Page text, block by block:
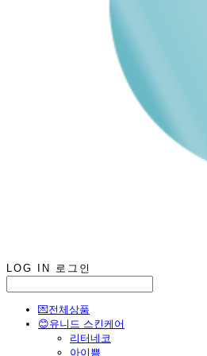
LOG IN 로그인
💌전체상품
😊유니드 스킨케어
리터네코
아이쁨